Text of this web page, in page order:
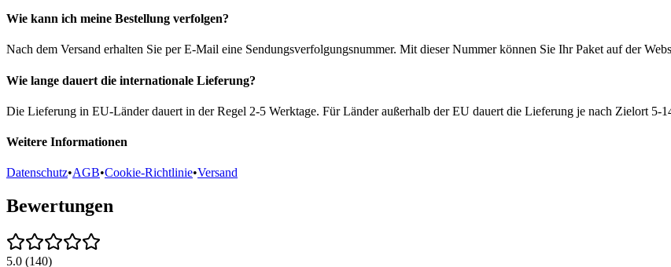
Wie kann ich meine Bestellung verfolgen?
Nach dem Versand erhalten Sie per E-Mail eine Sendungsverfolgungsnummer. Mit dieser Nummer können Sie Ihr Paket auf der
Wie lange dauert die internationale Lieferung?
Die Lieferung in EU-Länder dauert in der Regel 2-5 Werktage. Für Länder außerhalb der EU dauert die Lieferung je nach Zielort 5-
Weitere Informationen
Datenschutz•AGB•Cookie-Richtlinie•Versand
Bewertungen
5.0 (140)